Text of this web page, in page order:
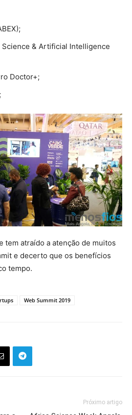
Science & Artificial Intelligence
Doctor+;
;
tem atraído a atenção de muitos
e decerto que os benefícios
tempo.
Web Summit 2019
Próximo artigo